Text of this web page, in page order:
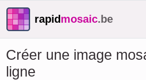
rapidmosaic.be
Créer une image
ligne